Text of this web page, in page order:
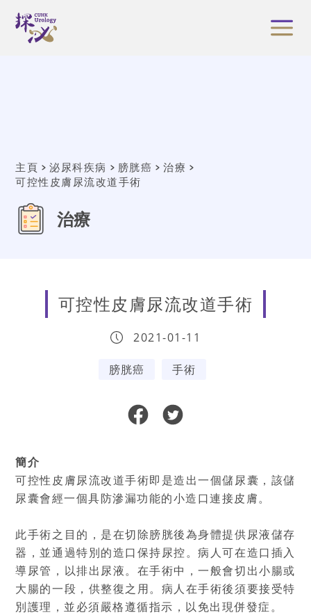
主頁 泌尿科疾病 膀胱癌
治療
可控性皮膚尿流改道手術
治療
可控性皮膚尿流改道手術
2021-01-11
膀胱癌 手術
簡介
可控性皮膚尿流改道手術即是造出一個儲尿囊，該儲
尿囊會經一個具防滲漏功能的小造口連接皮膚。
此手術之目的，是在切除膀胱後為身體提供尿液儲存
器，並通過特別的造口保持尿控。病人可在造口插入
導尿管，以排出尿液。在手術中，一般會切出小腸或
大腸的一段，供整復之用。病人在手術後須要接受特
別護理，並必須嚴格遵循指示，以免出現併發症。